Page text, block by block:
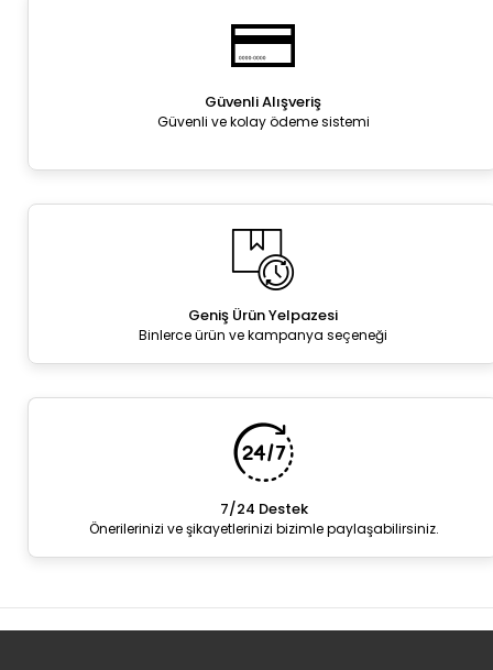
Güvenli Alışveriş
Güvenli ve kolay ödeme sistemi
Geniş Ürün Yelpazesi
Binlerce ürün ve kampanya seçeneği
7/24 Destek
Önerilerinizi ve şikayetlerinizi bizimle paylaşabilirsiniz.